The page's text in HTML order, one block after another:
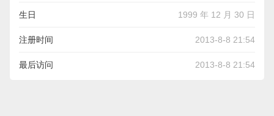
生日 1999 年 12 月 30 日
注册时间 2013-8-8 21:54
最后访问 2013-8-8 21:54